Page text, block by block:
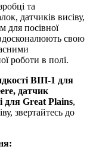
та
датчиків висіву,
для посівної
свою
роботи в полі.
ВІП-1 для
датчик
для Great Plains,
звертайтесь до